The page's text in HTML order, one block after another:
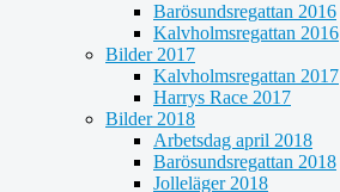
Barösundsregattan 2016
Kalvholmsregattan 2016
Bilder 2017
Kalvholmsregattan 2017
Harrys Race 2017
Bilder 2018
Arbetsdag april 2018
Barösundsregattan 2018
Jolleläger 2018